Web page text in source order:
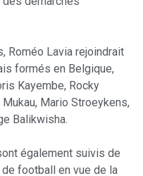
Roméo Lavia rejoindrait
formés en Belgique,
Kayembe, Rocky
Mukau, Mario Stroeykens,
Balikwisha.
également suivis de
football en vue de la